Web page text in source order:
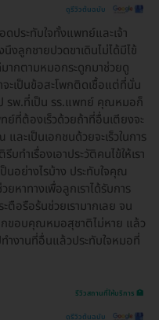
ดูรีวิวต้นฉบับ
ระทับใจทั้งแพทย์และเจ้า
ลูกชายปวดขาเดินไม่ได้มีไข้
กตามหมอกระดูกมาช่วยดู
ะเป็นข้อสะโพกติดเชื้อแต่ที่นั่น
รพ.ที่เป็น รร.แพทย์ คุณหมอก็
ย์ที่ต้องเร็วด้วยถ้าที่อื่นเตียงจะ
ละเป็นเอกชนด้วยจะเร็วในการ
ทำเรื่องเอาประวัติคนไข้ให้เรา
นอย่างไรบ้าง ประทับใจคุณ
าทางเพื่อลูกเราได้รับการ
ตือรือร้นช่วยเรามากเลย จน
ขอบคุณหมอสุชาติไม่หาย แล้ว
ำงานที่อื่นแล้วประทับใจหมอที่
รีวิวสถานที่ให้บริการ 🏥
ดูรีวิวต้นฉบับ